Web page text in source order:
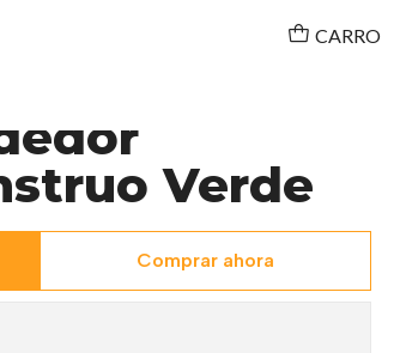
CARRO
Verde
Comprar ahora